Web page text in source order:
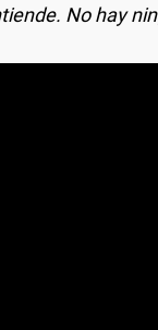
No hay